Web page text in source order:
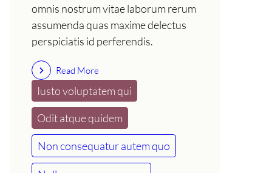
omnis nostrum vitae laborum rerum
assumenda quas maxime delectus
perspiciatis id perferendis.
Read More
Iusto voluptatem qui
Odit atque quidem
Non consequatur autem quo